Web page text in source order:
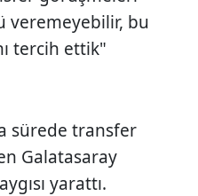
veremeyebilir, bu
tercih ettik"
sürede transfer
Galatasaray
yarattı.